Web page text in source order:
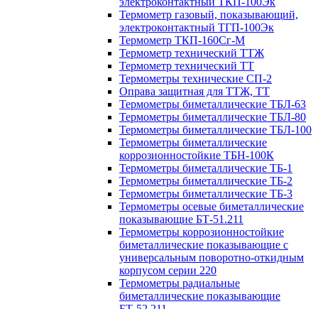
Термометр газовый, показывающий,
электроконтактный ТГП-100Эк
Термометр ТКП-160Сг-М
Термометр технический ТТЖ
Термометр технический ТТ
Термометры технические СП-2
Оправа защитная для ТТЖ, ТТ
Термометры биметаллические ТБЛ-63
Термометры биметаллические ТБЛ-80
Термометры биметаллические ТБЛ-100
Термометры биметаллические
коррозионностойкие ТБН-100К
Термометры биметаллические ТБ-1
Термометры биметаллические ТБ-2
Термометры биметаллические ТБ-3
Термометры осевые биметаллические
показывающие БТ-51.211
Термометры коррозионностойкие
биметаллические показывающие с
универсальным поворотно-откидным
корпусом серии 220
Термометры радиальные
биметаллические показывающие